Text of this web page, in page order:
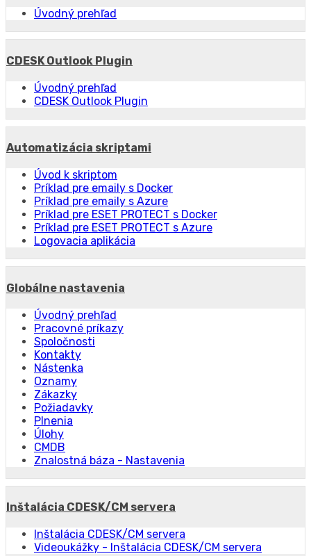
Úvodný prehľad
CDESK Outlook Plugin
Úvodný prehľad
CDESK Outlook Plugin
Automatizácia skriptami
Úvod k skriptom
Príklad pre emaily s Docker
Príklad pre emaily s Azure
Príklad pre ESET PROTECT s Docker
Príklad pre ESET PROTECT s Azure
Logovacia aplikácia
Globálne nastavenia
Úvodný prehľad
Pracovné príkazy
Spoločnosti
Kontakty
Nástenka
Oznamy
Zákazky
Požiadavky
Plnenia
Úlohy
CMDB
Znalostná báza - Nastavenia
Inštalácia CDESK/CM servera
Inštalácia CDESK/CM servera
Videoukážky - Inštalácia CDESK/CM servera